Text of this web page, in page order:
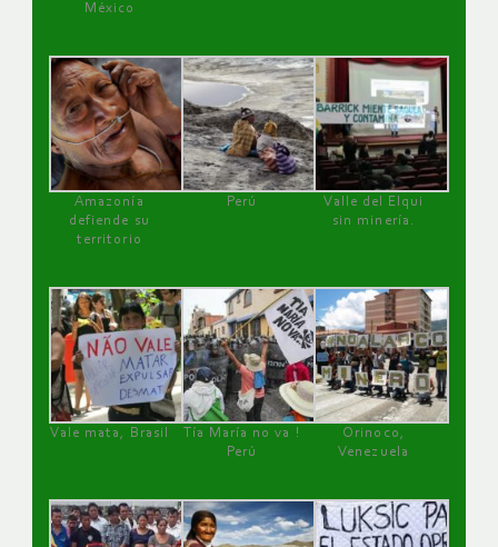
México
Amazonía
defiende su
territorio
Perú
Valle del Elqui
sin minería.
Vale mata, Brasil
Tía María no va !
Perú
Orinoco,
Venezuela